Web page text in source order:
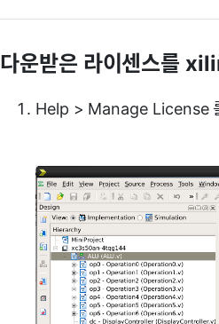
다운받은 라이센스를
Help > Manage License